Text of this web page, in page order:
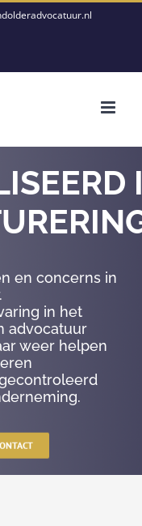
en concerns in
in het
advocatuur
weer helpen